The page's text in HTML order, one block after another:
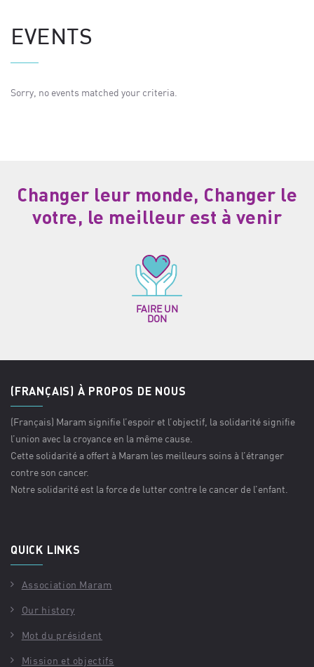
EVENTS
Sorry, no events matched your criteria.
Changer leur monde, Changer le
votre, le meilleur est à venir
FAIRE UN
DON
(FRANÇAIS) À PROPOS DE NOUS
(Français) Maram signifie l’espoir et l’objectif, la solidarité signifie
l’union avec la croyance en la même cause.
Cette solidarité a offert à Maram les meilleurs soins à l’étranger
contre son cancer.
Notre solidarité est la force de lutter contre le cancer de l’enfant.
QUICK LINKS
Association Maram
Our history
Mot du président
Mission et objectifs